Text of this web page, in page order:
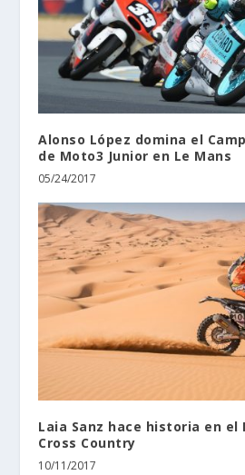
Alonso López domina el
de Moto3 Junior en Le Mans
05/24/2017
Laia Sanz hace historia en el
Cross Country
10/11/2017